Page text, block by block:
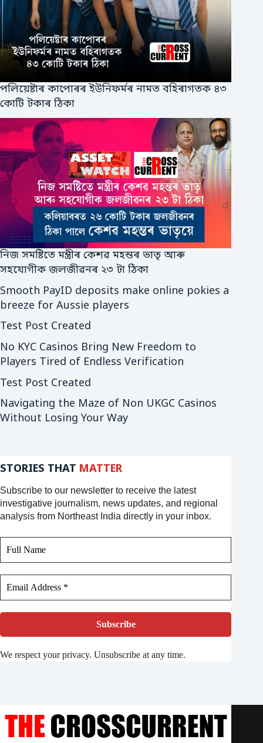
পলিয়েষ্টাৰ কাপোৰৰ ইউনিফর্মৰ নামত বহিৰাগতক ৪৩
কোটি টকাৰ ঠিকা
নিজ সমষ্টিতে মন্ত্ৰীৰ কেশৱ মহন্তৰ ভাতৃ আৰু
সহযোগীক জলজীৱনৰ ২৩ টা ঠিকা
Smooth PayID deposits make online pokies a
breeze for Aussie players
Test Post Created
No KYC Casinos Bring New Freedom to
Players Tired of Endless Verification
Test Post Created
Navigating the Maze of Non UKGC Casinos
Without Losing Your Way
STORIES THAT MATTER
Subscribe to our newsletter to receive the latest
investigative journalism, news updates, and regional
analysis from Northeast India directly in your inbox.
We respect your privacy. Unsubscribe at any time.